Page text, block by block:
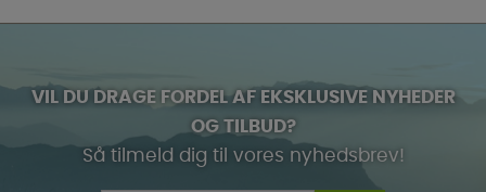
VIL DU DRAGE FORDEL AF EKSKLUSIVE NYHEDER
OG TILBUD?
Så tilmeld dig til vores nyhedsbrev!